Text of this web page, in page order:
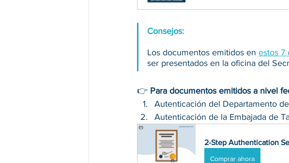
Consejos:
Los documentos emitidos en estos 7
ser presentados en la oficina del
👉 Para documentos emitidos a nivel
Autenticación del Departamento
Autenticación de la Embajada de
2-Step Authentication
Comprar ahora